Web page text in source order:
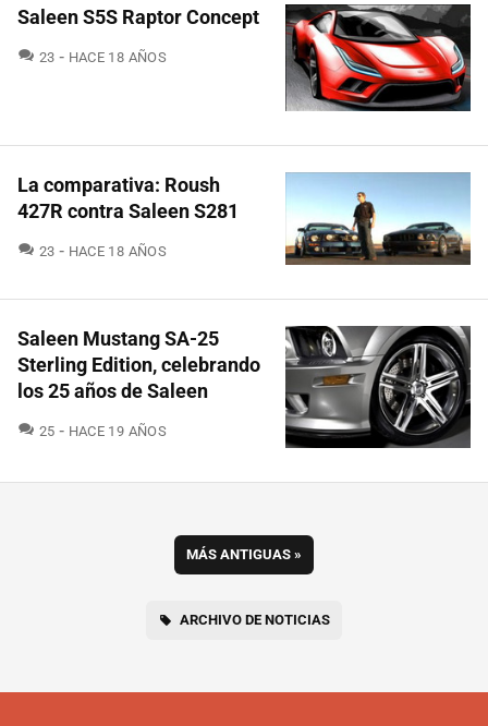
Saleen S5S Raptor Concept
23 COMENTARIOS
HACE 18 AÑOS
La comparativa: Roush
427R contra Saleen S281
23 COMENTARIOS
HACE 18 AÑOS
Saleen Mustang SA-25
Sterling Edition, celebrando
los 25 años de Saleen
25 COMENTARIOS
HACE 19 AÑOS
MÁS ANTIGUAS »
ARCHIVO DE NOTICIAS